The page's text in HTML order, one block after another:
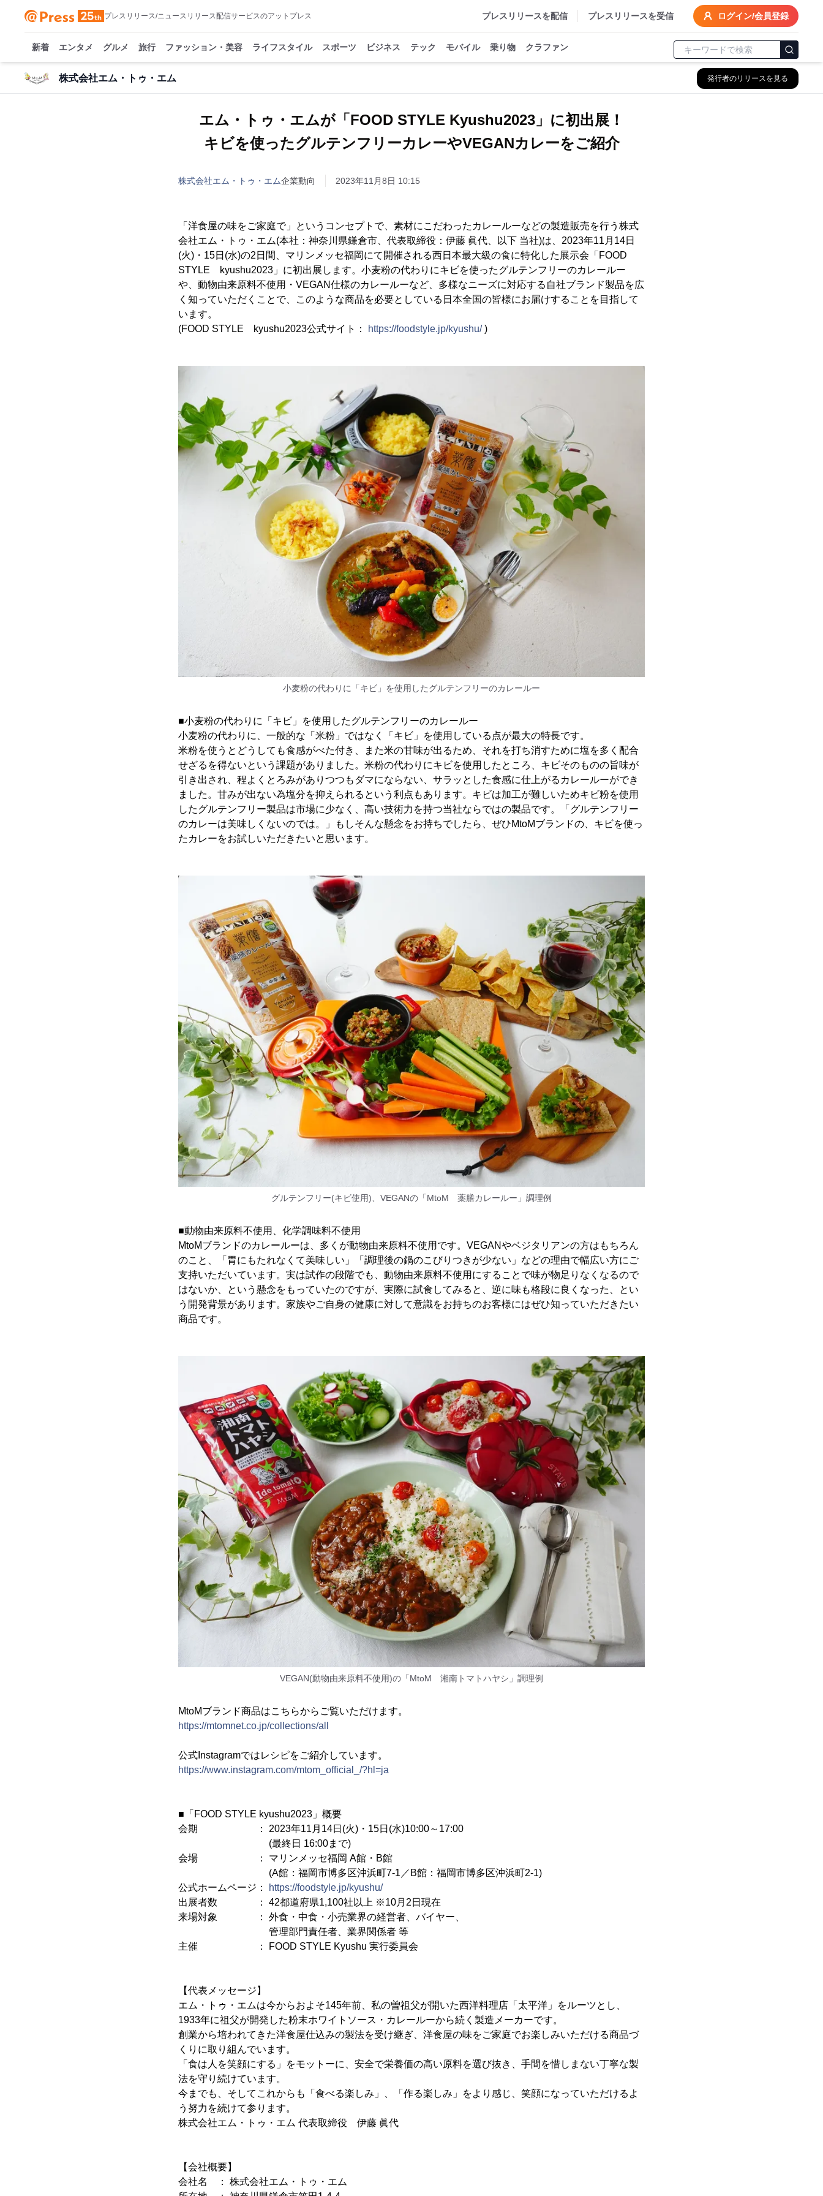
プレスリリース/ニュースリリース配信サービスのアットプレス プレスリリースを配信 プレスリリースを受信 ログイン/会員登録
新着 エンタメ グルメ 旅行 ファッション・美容 ライフスタイル スポーツ ビジネス テック モバイル 乗り物 クラファン
株式会社エム・トゥ・エム 発行者のリリースを見る
エム・トゥ・エムが「FOOD STYLE Kyushu2023」に初出展！
キビを使ったグルテンフリーカレーやVEGANカレーをご紹介
株式会社エム・トゥ・エム企業動向 2023年11月8日 10:15
「洋食屋の味をご家庭で」というコンセプトで、素材にこだわったカレールーなどの製造販売を行う株式
会社エム・トゥ・エム(本社：神奈川県鎌倉市、代表取締役：伊藤 眞代、以下 当社)は、2023年11月14日
(火)・15日(水)の2日間、マリンメッセ福岡にて開催される西日本最大級の食に特化した展示会「FOOD
STYLE kyushu2023」に初出展します。小麦粉の代わりにキビを使ったグルテンフリーのカレールー
や、動物由来原料不使用・VEGAN仕様のカレールーなど、多様なニーズに対応する自社ブランド製品を広
く知っていただくことで、このような商品を必要としている日本全国の皆様にお届けすることを目指して
います。
(FOOD STYLE kyushu2023公式サイト：
https://foodstyle.jp/kyushu/)
小麦粉の代わりに「キビ」を使用したグルテンフリーのカレールー
■小麦粉の代わりに「キビ」を使用したグルテンフリーのカレールー
小麦粉の代わりに、一般的な「米粉」ではなく「キビ」を使用している点が最大の特長です。
米粉を使うとどうしても食感がべた付き、また米の甘味が出るため、それを打ち消すために塩を多く配合
せざるを得ないという課題がありました。米粉の代わりにキビを使用したところ、キビそのものの旨味が
引き出され、程よくとろみがありつつもダマにならない、サラッとした食感に仕上がるカレールーができ
ました。甘みが出ない為塩分を抑えられるという利点もあります。キビは加工が難しいためキビ粉を使用
したグルテンフリー製品は市場に少なく、高い技術力を持つ当社ならではの製品です。「グルテンフリー
のカレーは美味しくないのでは。」もしそんな懸念をお持ちでしたら、ぜひMtoMブランドの、キビを使っ
たカレーをお試しいただきたいと思います。
グルテンフリー(キビ使用)、VEGANの「MtoM 薬膳カレールー」調理例
■動物由来原料不使用、化学調味料不使用
MtoMブランドのカレールーは、多くが動物由来原料不使用です。VEGANやベジタリアンの方はもちろん
のこと、「胃にもたれなくて美味しい」「調理後の鍋のこびりつきが少ない」などの理由で幅広い方にご
支持いただいています。実は試作の段階でも、動物由来原料不使用にすることで味が物足りなくなるので
はないか、という懸念をもっていたのですが、実際に試食してみると、逆に味も格段に良くなった、とい
う開発背景があります。家族やご自身の健康に対して意識をお持ちのお客様にはぜひ知っていただきたい
商品です。
VEGAN(動物由来原料不使用)の「MtoM 湘南トマトハヤシ」調理例
MtoMブランド商品はこちらからご覧いただけます。
https://mtomnet.co.jp/collections/all
公式Instagramではレシピをご紹介しています。
https://www.instagram.com/mtom_official_/?hl=ja
■「FOOD STYLE kyushu2023」概要
会期 ： 2023年11月14日(火)・15日(水)10:00～17:00
(最終日 16:00まで)
会場 ： マリンメッセ福岡 A館・B館
(A館：福岡市博多区沖浜町7-1／B館：福岡市博多区沖浜町2-1)
公式ホームページ：
https://foodstyle.jp/kyushu/
出展者数 ： 42都道府県1,100社以上 ※10月2日現在
来場対象 ： 外食・中食・小売業界の経営者、バイヤー、
管理部門責任者、業界関係者 等
主催 ： FOOD STYLE Kyushu 実行委員会
【代表メッセージ】
エム・トゥ・エムは今からおよそ145年前、私の曽祖父が開いた西洋料理店「太平洋」をルーツとし、
1933年に祖父が開発した粉末ホワイトソース・カレールーから続く製造メーカーです。
創業から培われてきた洋食屋仕込みの製法を受け継ぎ、洋食屋の味をご家庭でお楽しみいただける商品づ
くりに取り組んでいます。
「食は人を笑顔にする」をモットーに、安全で栄養価の高い原料を選び抜き、手間を惜しまない丁寧な製
法を守り続けています。
今までも、そしてこれからも「食べる楽しみ」、「作る楽しみ」をより感じ、笑顔になっていただけるよ
う努力を続けて参ります。
株式会社エム・トゥ・エム 代表取締役 伊藤 眞代
【会社概要】
会社名 ： 株式会社エム・トゥ・エム